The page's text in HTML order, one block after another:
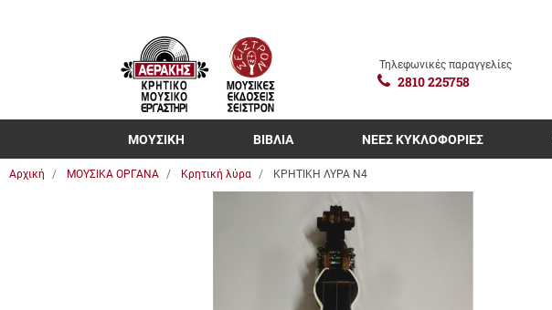
Τηλεφωνικές παραγγελίες
2810 225758
ΜΟΥΣΙΚΗ ΒΙΒΛΙΑ ΝΕΕΣ ΚΥΚΛΟΦΟΡΙΕΣ
Αρχική ΜΟΥΣΙΚΑ ΟΡΓΑΝΑ Κρητική λύρα ΚΡΗΤΙΚΗ ΛΥΡΑ Ν4